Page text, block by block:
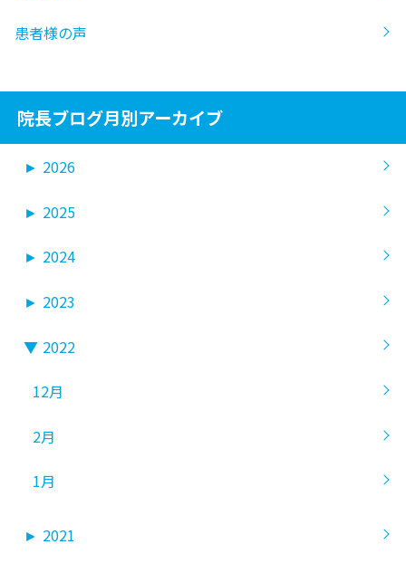
患者様の声
院長ブログ月別アーカイブ
► 2026
► 2025
► 2024
► 2023
▼ 2022
12月
2月
1月
► 2021